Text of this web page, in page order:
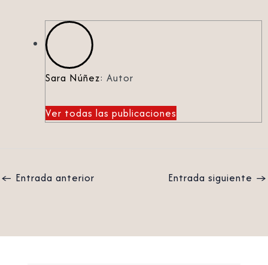
Sara Núñez: Autor
Ver todas las publicaciones
← Entrada anterior Entrada siguiente →